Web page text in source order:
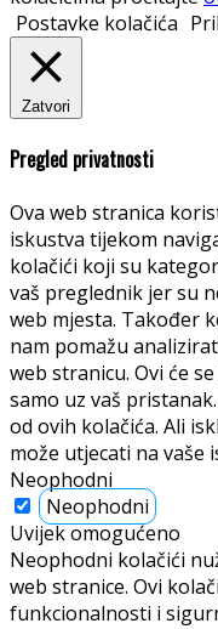
Postavke kolačića
Zatvori
Pregled privatnosti
Ova web stranica
iskustva tijekom
kolačići koji su
vaš preglednik jer su
web mjesta. Također
nam pomažu
web stranicu. Ovi će
samo uz vaš
od ovih kolačića. Ali
može utjecati na vaše
Neophodni
Neophodni
Uvijek omogućeno
Neophodni kolačići
web stranice. Ovi
funkcionalnosti i